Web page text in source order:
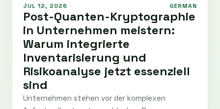
JUL 12, 2026 GERMAN
Post-Quanten-Kryptographie
in Unternehmen meistern:
Warum integrierte
Inventarisierung und
Risikoanalyse jetzt essenziell
sind
Unternehmen stehen vor der komplexen